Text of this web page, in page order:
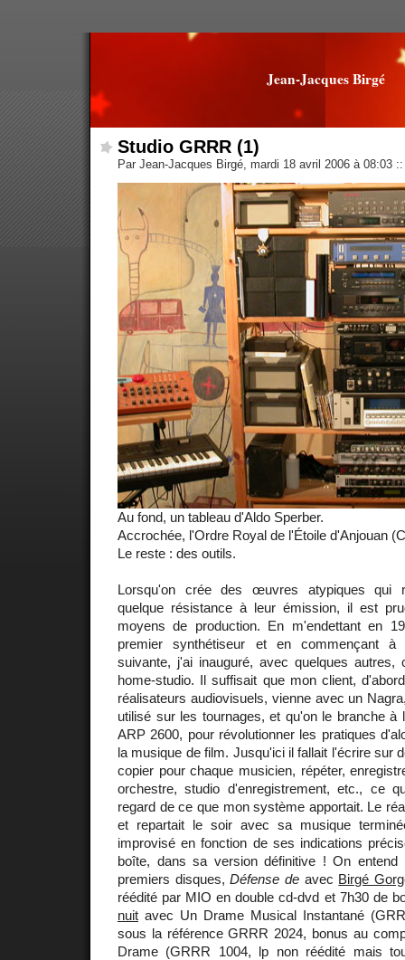
Jean-Jacques Birgé
Studio GRRR (1)
Par Jean-Jacques Birgé, mardi 18 avril 2006 à 08:03 ::
Au fond, un tableau d'Aldo Sperber.
Accrochée, l'Ordre Royal de l'Étoile d'Anjouan
Le reste : des outils.
Lorsqu'on crée des œuvres atypiques qui
quelque résistance à leur émission, il est
moyens de production. En m'endettant en
premier synthétiseur et en commençant à
suivante, j'ai inauguré, avec quelques autres,
home-studio. Il suffisait que mon client,
réalisateurs audiovisuels, vienne avec un
utilisé sur les tournages, et qu'on le branche à
ARP 2600, pour révolutionner les pratiques
la musique de film. Jusqu'ici il fallait l'écrire sur
copier pour chaque musicien, répéter,
orchestre, studio d'enregistrement, etc., ce
regard de ce que mon système apportait. Le
et repartait le soir avec sa musique
improvisé en fonction de ses indications
boîte, dans sa version définitive ! On
premiers disques,Défense de avec Birgé
réédité par MIO en double cd-dvd et 7h30 de
nuit avec Un Drame Musical Instantané
sous la référence GRRR 2024, bonus au
Drame (GRRR 1004, lp non réédité mais